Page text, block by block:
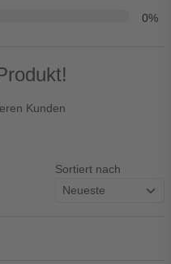
0%
Kunden
Sortiert nach